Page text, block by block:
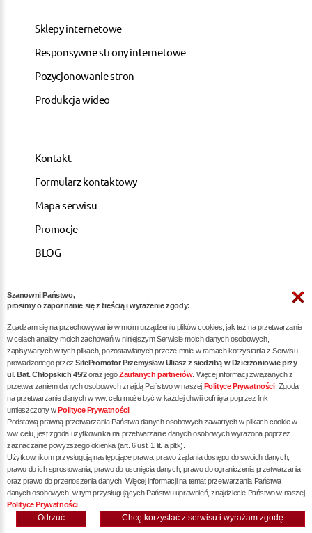
Sklepy internetowe
Responsywne strony internetowe
Pozycjonowanie stron
Produkcja wideo
Kontakt
Formularz kontaktowy
Mapa serwisu
Promocje
BLOG
ARTYKUŁY
Pozycjonowanie dla kancelarii notarialnych -
skuteczna promocja w internecie
Skuteczne Pozycjonowanie, Marketing internetowy i
Reklama dla Siłowni oraz Trenerów Personalnych
Pozycjonowanie / reklama dla dietetyka - zwiększ
liczbę pacjentów poprzez skuteczne SEO
Pozycjonowanie dla restauracji / gastronomii -
skuteczna promocja Twojego lokalu w internecie
Szanowni Państwo,
prosimy o zapoznanie się z treścią i wyrażenie zgody:
Zgadzam się na przechowywanie w moim urządzeniu plików cookies, jak też na przetwarzanie
w celach analizy moich zachowań w niniejszym Serwisie moich danych osobowych,
zapisywanych w tych plikach, pozostawianych przeze mnie w ramach korzystania z Serwisu
prowadzonego przezSitePromotor Przemysław Uliasz z siedzibą w Dzierżoniowie przy
ul. Bat. Chłopskich 45/2oraz jegoZaufanych partnerów. Więcej informacji związanych z
przetwarzaniem danych osobowych znajdą Państwo w naszej Polityce Prywatności. Zgoda
na przetwarzanie danych w ww. celu może być w każdej chwili cofnięta poprzez link
umieszczony wPolityce Prywatności.
Podstawą prawną przetwarzania Państwa danych osobowych zawartych w plikach cookie w
ww. celu, jest zgoda użytkownika na przetwarzanie danych osobowych wyrażona poprzez
zaznaczanie powyższego okienka (art. 6 ust. 1 lit. a pltk).
Użytkownikom przysługują następujące prawa: prawo żądania dostępu do swoich danych,
prawo do ich sprostowania, prawo do usunięcia danych, prawo do ograniczenia przetwarzania
oraz prawo do przenoszenia danych. Więcej informacji na temat przetwarzania Państwa
danych osobowych, w tym przysługujących Państwu uprawnień, znajdziecie Państwo w naszej
Polityce Prywatności
Chcę korzystać z serwisu i wyrażam zgodę
Odrzuć